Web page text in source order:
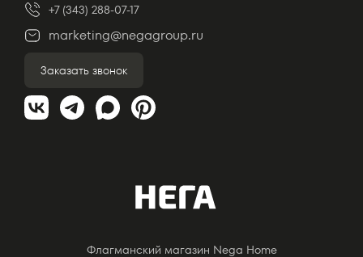
+7 (343) 288-07-17
marketing@negagroup.ru
Заказать звонок
Флагманский магазин Nega Home